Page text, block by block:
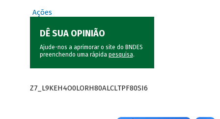
Ações
DÊ SUA OPINIÃO
Ajude-nos a aprimorar o site do BNDES
preenchendo uma rápida pesquisa.
Z7_L9KEH4O0LORH80ALCLTPF80SI6